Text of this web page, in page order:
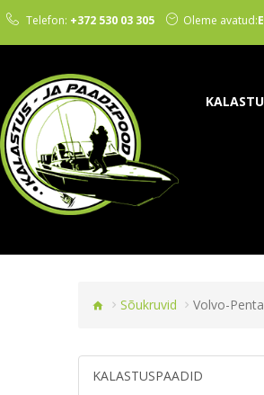
Telefon: +372 530 03 305 Oleme avatud:
Sõukruvid Volvo-
KALASTUSPAADID